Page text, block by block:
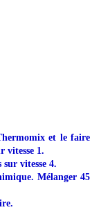
et le faire
vitesse 1.
vitesse 4.
Mélanger 45